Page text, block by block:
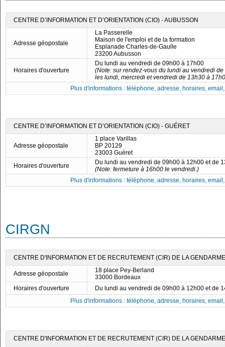
CENTRE D’INFORMATION ET D’ORIENTATION (CIO) - AUBUSSON
Adresse géopostale
La Passerelle
Maison de l'emploi et de la formation
Esplanade Charles-de-Gaulle
23200 Aubusson
Horaires d'ouverture
Du lundi au vendredi de 09h00 à 17h00
(Note: sur rendez-vous du lundi au vendredi
les lundi, mercredi et vendredi de 13h30 à
Plus d'informations : téléphone, adresse, horaires,
CENTRE D’INFORMATION ET D’ORIENTATION (CIO) - GUÉRET
Adresse géopostale
1 place Varillas
BP 20129
23003 Guéret
Horaires d'ouverture
Du lundi au vendredi de 09h00 à 12h00 et de
(Note: fermeture à 16h00 le vendredi.)
Plus d'informations : téléphone, adresse, horaires,
CIRGN
CENTRE D'INFORMATION ET DE RECRUTEMENT (CIR) DE LA
Adresse géopostale
18 place Pey-Berland
33000 Bordeaux
Horaires d'ouverture
Du lundi au vendredi de 09h00 à 12h00 et de
Plus d'informations : téléphone, adresse, horaires,
CENTRE D'INFORMATION ET DE RECRUTEMENT (CIR) DE LA